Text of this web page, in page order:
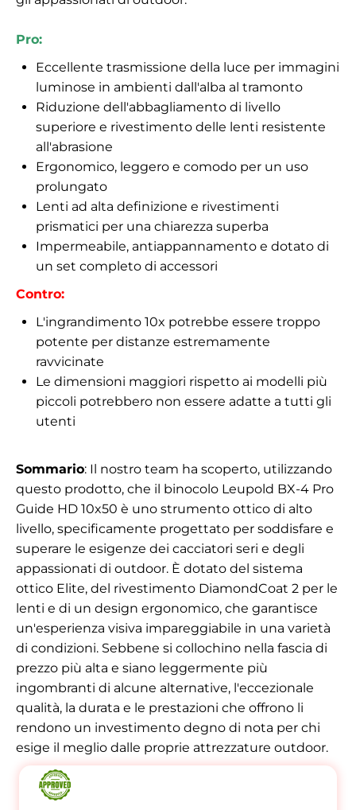
Pro:
Eccellente trasmissione della luce per immagini
luminose in ambienti dall'alba al tramonto
Riduzione dell'abbagliamento di livello
superiore e rivestimento delle lenti resistente
all'abrasione
Ergonomico, leggero e comodo per un uso
prolungato
Lenti ad alta definizione e rivestimenti
prismatici per una chiarezza superba
Impermeabile, antiappannamento e dotato di
un set completo di accessori
Contro:
L'ingrandimento 10x potrebbe essere troppo
potente per distanze estremamente
ravvicinate
Le dimensioni maggiori rispetto ai modelli più
piccoli potrebbero non essere adatte a tutti gli
utenti
Sommario: Il nostro team ha scoperto, utilizzando
questo prodotto, che il binocolo Leupold BX-4 Pro
Guide HD 10x50 è uno strumento ottico di alto
livello, specificamente progettato per soddisfare e
superare le esigenze dei cacciatori seri e degli
appassionati di outdoor. È dotato del sistema
ottico Elite, del rivestimento DiamondCoat 2 per le
lenti e di un design ergonomico, che garantisce
un'esperienza visiva impareggiabile in una varietà
di condizioni. Sebbene si collochino nella fascia di
prezzo più alta e siano leggermente più
ingombranti di alcune alternative, l'eccezionale
qualità, la durata e le prestazioni che offrono li
rendono un investimento degno di nota per chi
esige il meglio dalle proprie attrezzature outdoor.